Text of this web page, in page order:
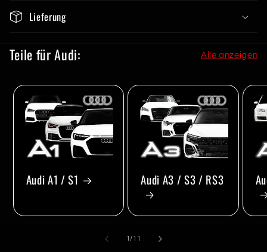
Lieferung
Teile für Audi: Alle anzeigen
Audi A1 / S1 Audi A3 / S3 / RS3
1/von
11